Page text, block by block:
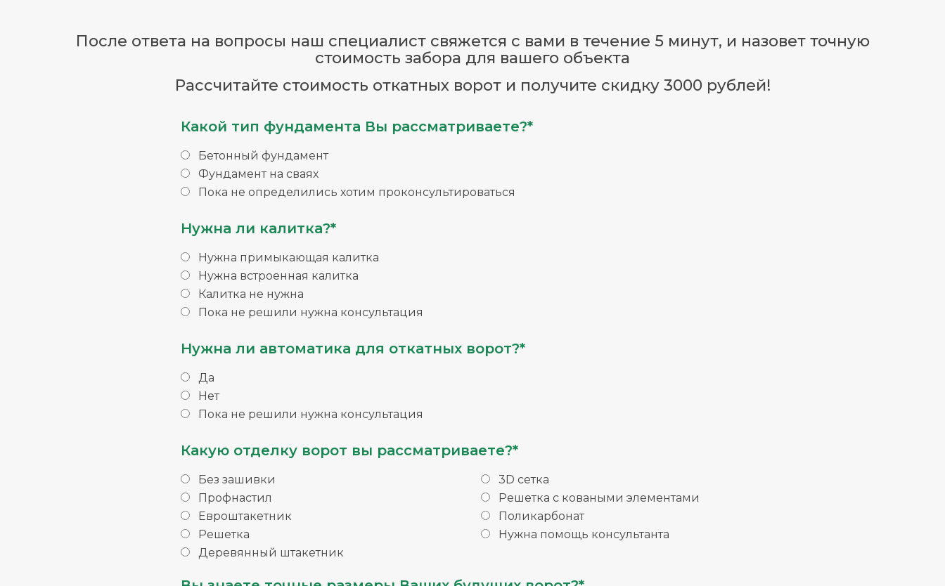
После ответа на вопросы наш специалист свяжется с вами в течение 5 минут, и назовет точную
стоимость забора для вашего объекта
Рассчитайте стоимость откатных ворот и получите скидку 3000 рублей!
Какой тип фундамента Вы рассматриваете?*
Бетонный фундамент
Фундамент на сваях
Пока не определились хотим проконсультироваться
Нужна ли калитка?*
Нужна примыкающая калитка
Нужна встроенная калитка
Калитка не нужна
Пока не решили нужна консультация
Нужна ли автоматика для откатных ворот?*
Да
Нет
Пока не решили нужна консультация
Какую отделку ворот вы рассматриваете?*
Без зашивки
Профнастил
Евроштакетник
Решетка
Деревянный штакетник
3D сетка
Решетка с коваными элементами
Поликарбонат
Нужна помощь консультанта